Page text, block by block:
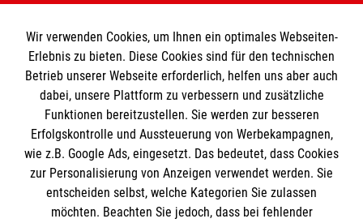
Autokonturierungssoftware LimbusAI und
Autocontur (RadFormation)
Atemüberwachung mittels Motion-Sensor (4D
CT)
Wir verwenden Cookies, um Ihnen ein optimales Webseiten-
Erlebnis zu bieten. Diese Cookies sind für den technischen
Betrieb unserer Webseite erforderlich, helfen uns aber auch
dabei, unsere Plattform zu verbessern und zusätzliche
Funktionen bereitzustellen. Sie werden zur besseren
Erfolgskontrolle und Aussteuerung von Werbekampagnen,
wie z.B. Google Ads, eingesetzt. Das bedeutet, dass Cookies
zur Personalisierung von Anzeigen verwendet werden. Sie
entscheiden selbst, welche Kategorien Sie zulassen
möchten. Beachten Sie jedoch, dass bei fehlender